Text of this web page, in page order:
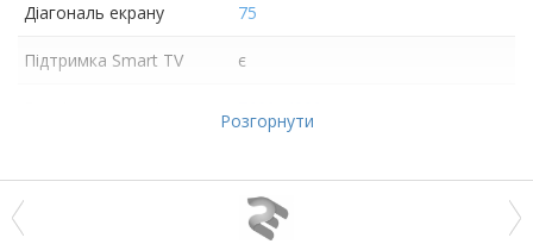
Діагональ екрану 75
Підтримка Smart TV є
Розгорнути